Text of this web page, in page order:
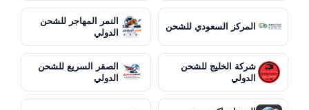
المركز السعودي للشحن
النمر المهاجر للشحن
الدولي
شركة الخليج للشحن
الدولي
الصقر السريع للشحن
الدولي